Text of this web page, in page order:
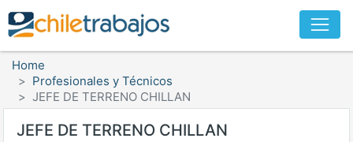
Home
Profesionales y Técnicos
JEFE DE TERRENO CHILLAN
JEFE DE TERRENO CHILLAN